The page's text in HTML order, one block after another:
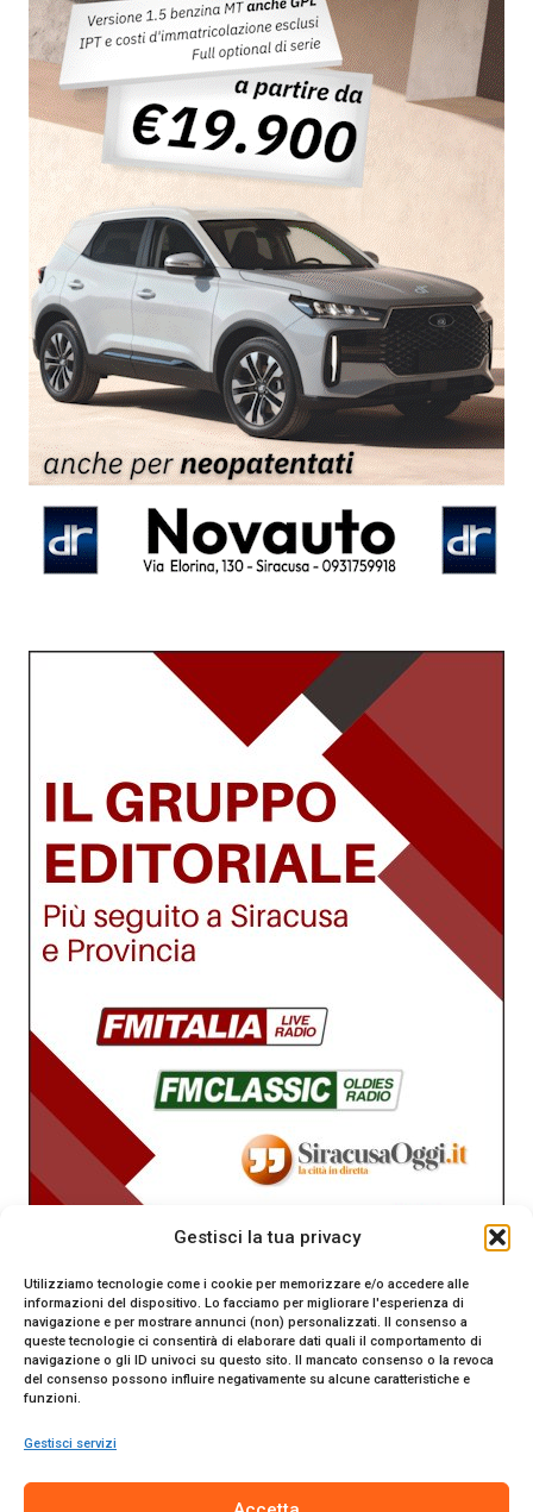
Gestisci la tua privacy
Utilizziamo tecnologie come i cookie per memorizzare e/o accedere alle
informazioni del dispositivo. Lo facciamo per migliorare l'esperienza di
navigazione e per mostrare annunci (non) personalizzati. Il consenso a
queste tecnologie ci consentirà di elaborare dati quali il comportamento di
navigazione o gli ID univoci su questo sito. Il mancato consenso o la revoca
del consenso possono influire negativamente su alcune caratteristiche e
funzioni.
Gestisci servizi